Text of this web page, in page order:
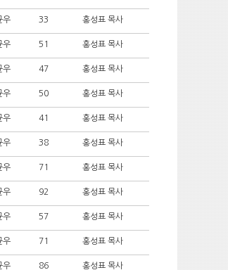
우 33 홍성표 목사
우 51 홍성표 목사
우 47 홍성표 목사
우 50 홍성표 목사
우 41 홍성표 목사
우 38 홍성표 목사
우 71 홍성표 목사
우 92 홍성표 목사
우 57 홍성표 목사
우 71 홍성표 목사
우 86 홍성표 목사